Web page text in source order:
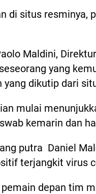
di situs resminya,
Maldini,
yang
yang dikutip dari
mulai
kemarin dan
putra Daniel
terjangkit virus
depan tim